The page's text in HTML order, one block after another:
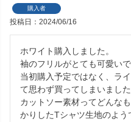
購入者
投稿日 2024/06/16
ホワイト購入しました。
袖のフリルがとても可愛いで
当初購入予定ではなく、ラ
て思わず買ってしまいました
カットソー素材ってどんな
かりしたTシャツ生地のよう